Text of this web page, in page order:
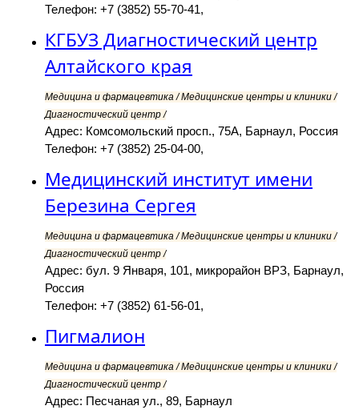
Телефон: +7 (3852) 55-70-41,
КГБУЗ Диагностический центр
Алтайского края
Медицина и фармацевтика / Медицинские центры и клиники /
Диагностический центр /
Адрес: Комсомольский просп., 75А, Барнаул, Россия
Телефон: +7 (3852) 25-04-00,
Медицинский институт имени
Березина Сергея
Медицина и фармацевтика / Медицинские центры и клиники /
Диагностический центр /
Адрес: бул. 9 Января, 101, микрорайон ВРЗ, Барнаул,
Россия
Телефон: +7 (3852) 61-56-01,
Пигмалион
Медицина и фармацевтика / Медицинские центры и клиники /
Диагностический центр /
Адрес: Песчаная ул., 89, Барнаул